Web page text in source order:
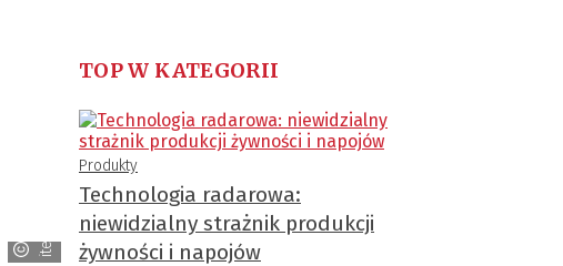
item
TOP W KATEGORII
Produkty
Technologia radarowa:
niewidzialny strażnik produkcji
żywności i napojów